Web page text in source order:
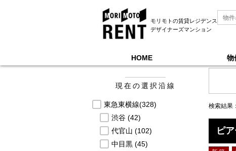
モリモトの賃貸レジデンス
デザイナーズマンション
HOME 物
モリモトレントTOP ＞ 募集中物件一覧, 東急東横
検索結果：
ピ
現在の選択沿線
東急東横線(328)
渋谷 (42)
代官山 (102)
中目黒 (45)